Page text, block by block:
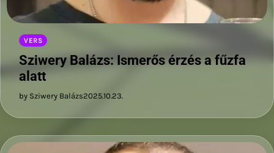
VERS
Sziwery Balázs: Ismerős érzés a fűzfa
alatt
by Sziwery Balázs2025.10.23.